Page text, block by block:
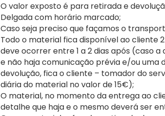
O valor exposto é para retirada e
Delgada com horário marcado;
Caso seja preciso que façamos o
Todo o material fica disponível ao cliente
deve ocorrer entre 1 a 2 dias após (caso
e não haja comunicação prévia e/ou
devolução, fica o cliente – tomador do
diária do material no valor de 15€);
O material, no momento da entrega ao
detalhe que haja e o mesmo deverá ser